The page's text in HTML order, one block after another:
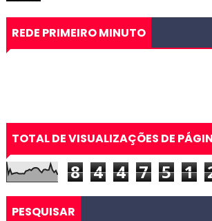
REDE PRIMEIRO MINUTO
TOTAL DE VISUALIZAÇÕES DE
8 4 4 7 5 1
PESQUISAR